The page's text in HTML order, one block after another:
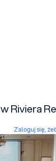
Riviera
Zaloguj się,